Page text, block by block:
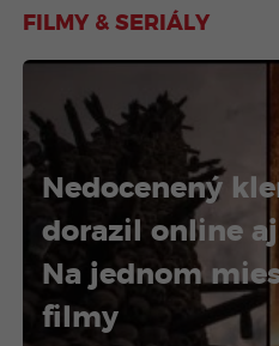
FILMY & SERIÁLY
Nedocenený
dorazil online
Na jednom
filmy